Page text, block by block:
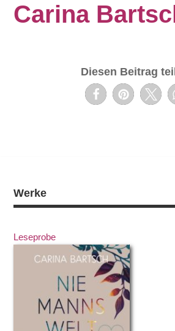
Carina
Diesen Beitrag
Werke
Leseprobe